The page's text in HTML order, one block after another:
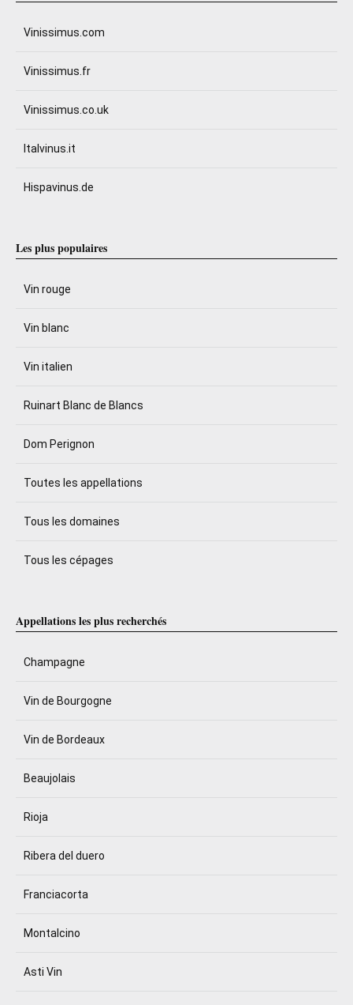
Vinissimus.com
Vinissimus.fr
Vinissimus.co.uk
Italvinus.it
Hispavinus.de
Les plus populaires
Vin rouge
Vin blanc
Vin italien
Ruinart Blanc de Blancs
Dom Perignon
Toutes les appellations
Tous les domaines
Tous les cépages
Appellations les plus recherchés
Champagne
Vin de Bourgogne
Vin de Bordeaux
Beaujolais
Rioja
Ribera del duero
Franciacorta
Montalcino
Asti Vin